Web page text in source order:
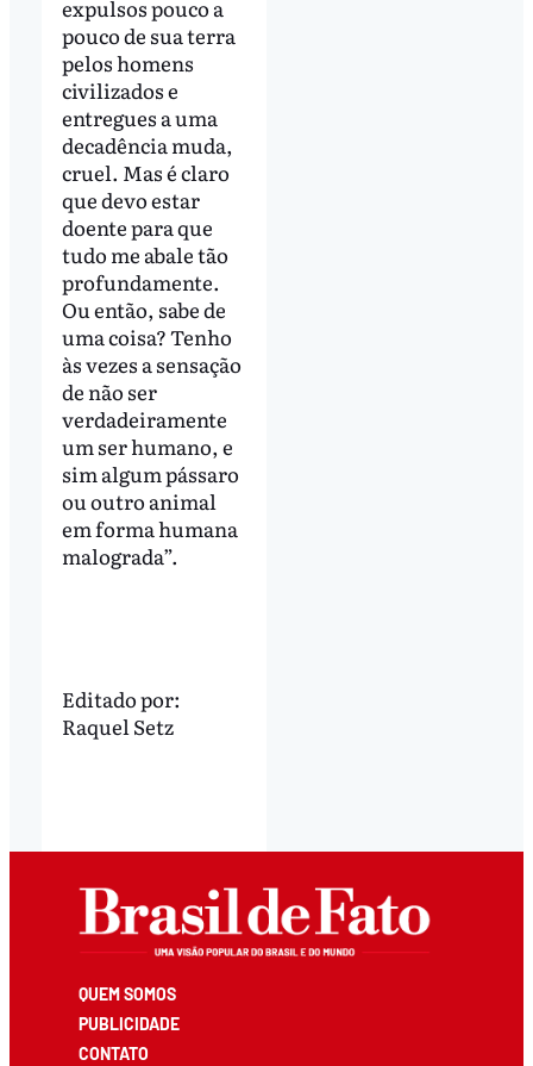
expulsos pouco a
pouco de sua terra
pelos homens
civilizados e
entregues a uma
decadência muda,
cruel. Mas é claro
que devo estar
doente para que
tudo me abale tão
profundamente.
Ou então, sabe de
uma coisa? Tenho
às vezes a sensação
de não ser
verdadeiramente
um ser humano, e
sim algum pássaro
ou outro animal
em forma humana
malograda”.
Editado por:
Raquel Setz
QUEM SOMOS
PUBLICIDADE
CONTATO